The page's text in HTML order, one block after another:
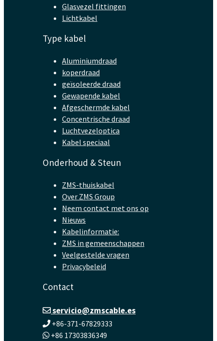
Glasvezel fittingen
Lichtkabel
Type kabel
Aluminiumdraad
koperdraad
geïsoleerde draad
Gewapende kabel
Afgeschermde kabel
Concentrische draad
Luchtvezeloptica
Kabel speciaal
Onderhoud & Steun
ZMS-thuiskabel
Over ZMS Group
Neem contact met ons op
Nieuws
Kabelinformatie:
ZMS in gemeenschappen
Veelgestelde vragen
Privacybeleid
Contact
servicio@zmscable.es
+86-371-67829333
+86 17303836349